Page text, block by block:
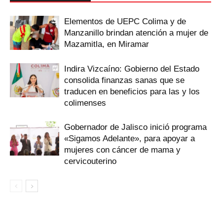
Elementos de UEPC Colima y de
Manzanillo brindan atención a mujer de
Mazamitla, en Miramar
Indira Vizcaíno: Gobierno del Estado
consolida finanzas sanas que se
traducen en beneficios para las y los
colimenses
Gobernador de Jalisco inició programa
«Sigamos Adelante», para apoyar a
mujeres con cáncer de mama y
cervicouterino